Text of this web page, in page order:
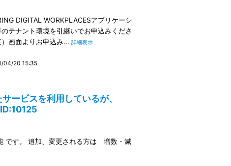
DIGITAL WORKPLACESアプリケーシ
テナント環境を引継いでお申込みくださ
画面よりお申込み... 詳細表示
04/20 15:35
ービスを利用しているが、
です。 追加、変更される方は 増数・減